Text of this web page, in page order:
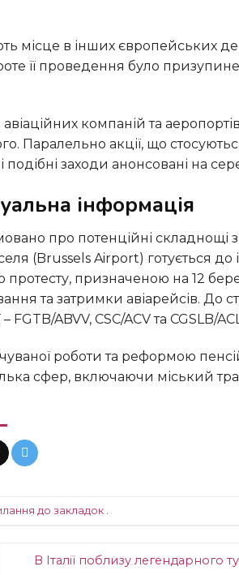
її проведення було
Паралельно акції, що
заходи анонсовані на
інформація
(Brussels Airport) готується до
протесту, призначеною на 12
та затримки авіарейсів. До
ABVV, CSC/ACV та CGSLB/
сфер, включаючи міський
до закладок
В Італії поблизу легендарного